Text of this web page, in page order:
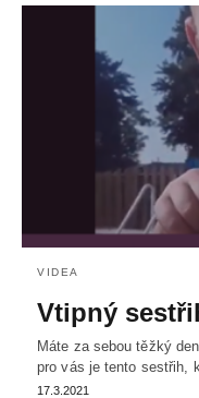
VIDEA
Vtipný
Máte za sebou těžký
pro vás je tento sestřih,
17.3.2021